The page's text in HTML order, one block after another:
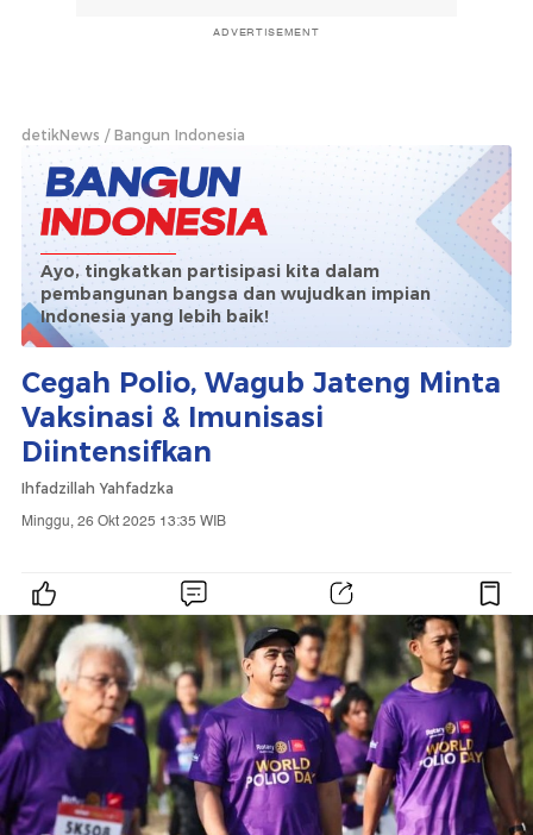
ADVERTISEMENT
detikNews Bangun Indonesia
Ayo, tingkatkan partisipasi kita dalam
pembangunan bangsa dan wujudkan impian
Indonesia yang lebih baik!
Cegah Polio, Wagub Jateng Minta
Vaksinasi & Imunisasi
Diintensifkan
Ihfadzillah Yahfadzka
Minggu, 26 Okt 2025 13:35 WIB